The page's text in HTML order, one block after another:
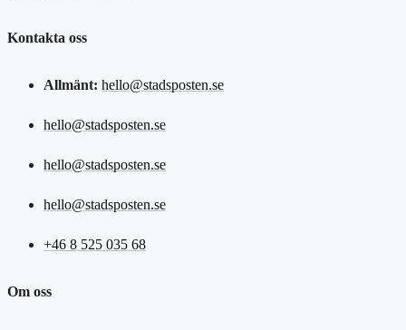
Kontakta oss
Allmänt: hello@stadsposten.se
hello@stadsposten.se
hello@stadsposten.se
hello@stadsposten.se
+46 8 525 035 68
Om oss